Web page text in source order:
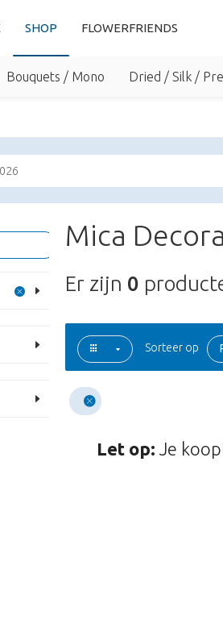
SHOP FLOWERFRIENDS
Bouquets / Mono Dried / Silk /
Mica
Er zijn 0
Sorteer op
Let op: Je